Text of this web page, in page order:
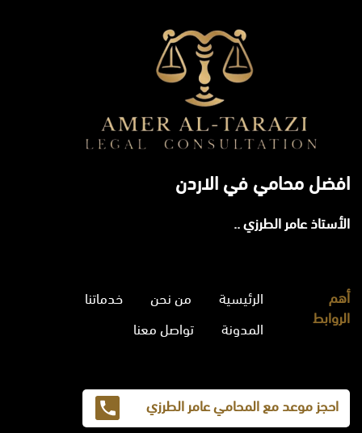
افضل محامي في الاردن
الأستاذ عامر الطرزي ..
أهم
الروابط
الرئيسية من نحن
خدماتنا
المدونة
تواصل معنا
احجز موعد مع المحامي عامر الطرزي